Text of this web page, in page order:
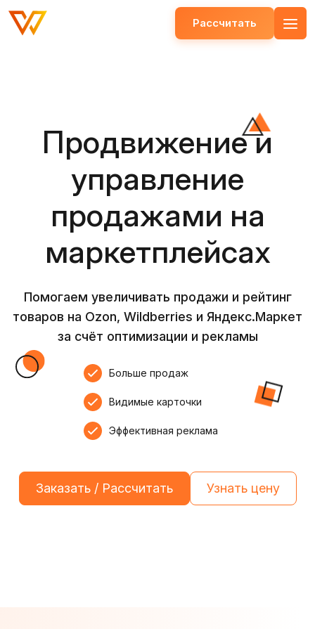
Рассчитать
Открыть меню
Продвижение и
управление
продажами на
маркетплейсах
Помогаем увеличивать продажи и рейтинг
товаров на Ozon, Wildberries и Яндекс.Маркет
за счёт оптимизации и рекламы
Больше продаж
Видимые карточки
Эффективная реклама
Заказать / Рассчитать Узнать цену